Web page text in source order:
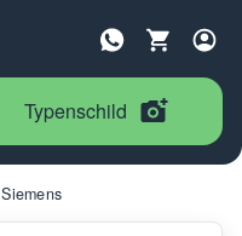
Typenschild
Siemens